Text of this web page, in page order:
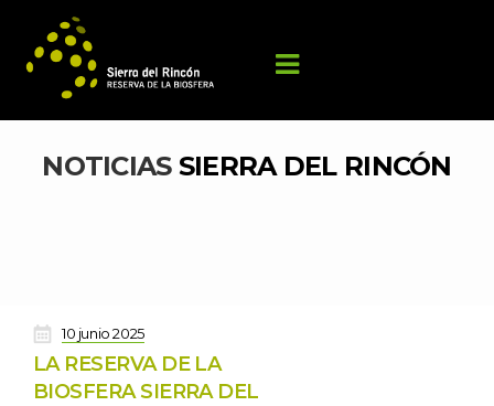
NOTICIAS SIERRA DEL RINCÓN
10 junio 2025
LA RESERVA DE LA
BIOSFERA SIERRA DEL